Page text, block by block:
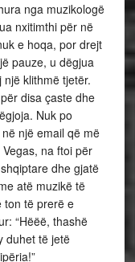
nga muzikologë
nxitimthi për në
e hoqa, por drejt
pauze, u dëgjua
klithmë tjetër.
disa çaste dhe
Nuk po
një email që më
na ftoi për
dhe gjatë
atë muzikë të
ton të prerë e
“Hëëë, thashë
duhet të jetë